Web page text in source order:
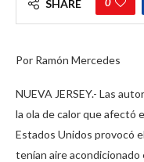
SHARE
Por Ramón Mercedes
NUEVA JERSEY.- Las
la ola de calor que afectó
Estados Unidos provocó
tenían aire